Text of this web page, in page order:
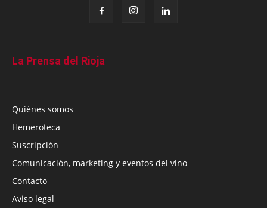
La Prensa del Rioja
Quiénes somos
Hemeroteca
Suscripción
Comunicación, marketing y eventos del vino
Contacto
Aviso legal